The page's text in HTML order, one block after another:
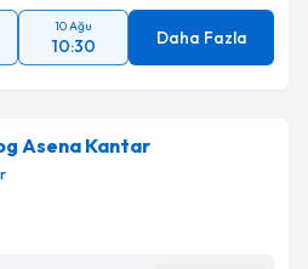
10 Ağu
10:30 Daha Fazla
Asena Kantar